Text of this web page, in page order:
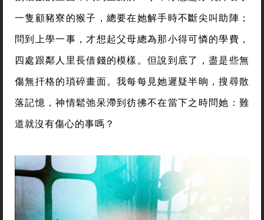
一隻顧豬寮的猴子，總要在她解手時不斷尖叫助陣；
問到上學一事，才想起父母總為那小得可憐的學費，
四處跟鄰人里長借錢的模樣。但說到底了，盡是些無
傷無扞格的瑣碎畫面。我每每見她遲疑半晌，搜尋散
落記憶，神情鬆弛呆滯到彷彿不在當下之時問她：難
道就沒有傷心的事嗎？